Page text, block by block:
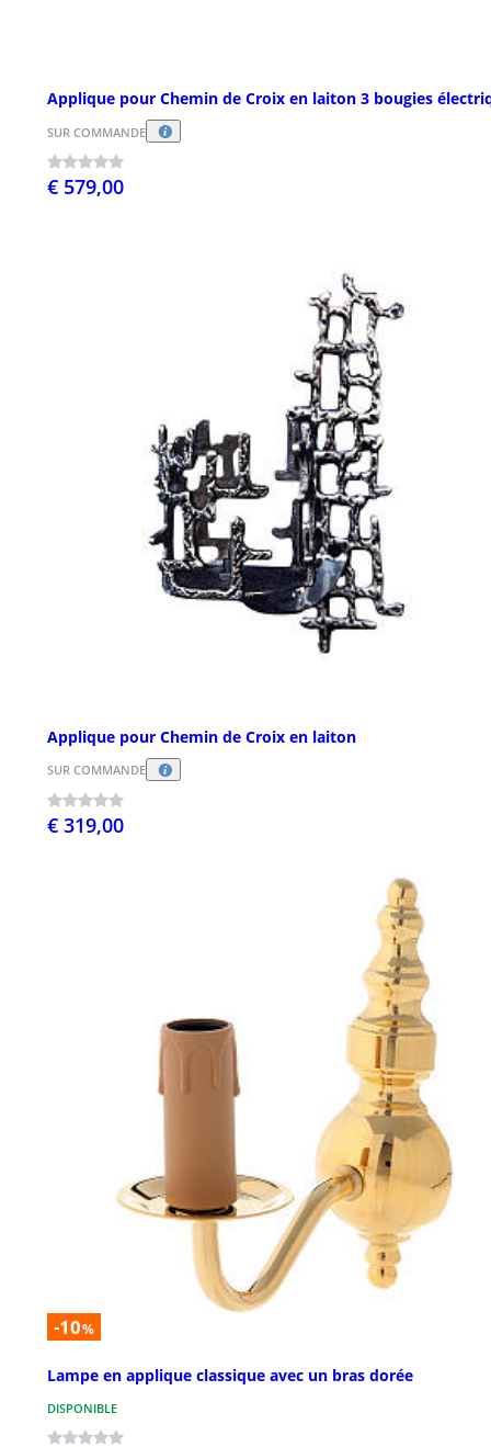
Applique pour Chemin de Croix en laiton 3 bougies
SUR COMMANDE
€ 579,00
Applique pour Chemin de Croix en laiton
SUR COMMANDE
€ 319,00
-10%
Lampe en applique classique avec un bras dorée
DISPONIBLE